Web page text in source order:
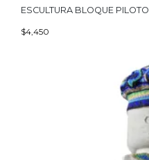
ESCULTURA BLOQUE PILOTO
$4,450